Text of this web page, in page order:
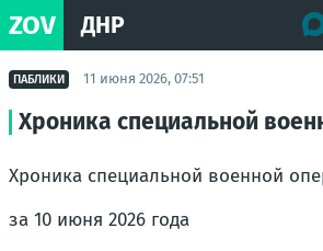
ZOV ДНР
ПАБЛИКИ 11 июня 2026, 07:51
Хроника специальной
Хроника специальной военной
за 10 июня 2026 года